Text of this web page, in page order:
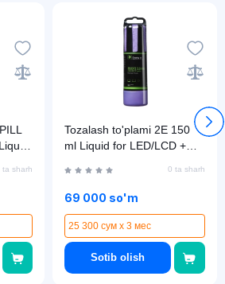
ta sharh
Tozalash to'plami 2E 150
ml Liquid for LED/LCD +
0 ta sharh
69 000 so'm
25 300 сум x 3 мес
Sotib olish